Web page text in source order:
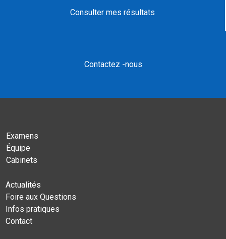
Consulter mes résultats
Contactez -nous
Examens
Équipe
Cabinets
Actualités
Foire aux Questions
Infos pratiques
Contact